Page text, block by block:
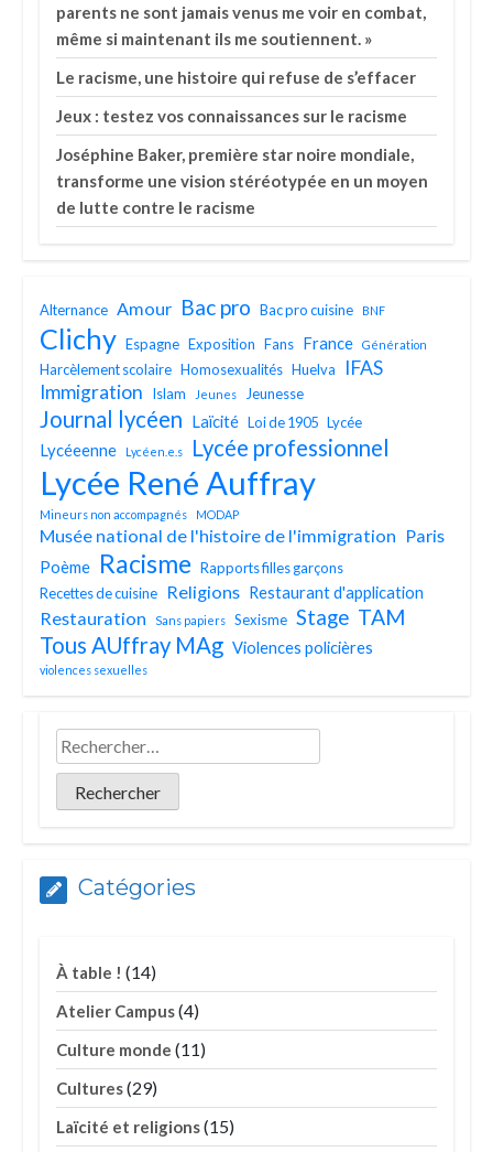
parents ne sont jamais venus me voir en combat,
même si maintenant ils me soutiennent. »
Le racisme, une histoire qui refuse de s’effacer
Jeux : testez vos connaissances sur le racisme
Joséphine Baker, première star noire mondiale,
transforme une vision stéréotypée en un moyen
de lutte contre le racisme
Alternance Amour Bac pro Bac pro cuisine BNF
Clichy Espagne Exposition Fans France Génération
Harcèlement scolaire Homosexualités Huelva
IFAS
Immigration
Islam Jeunes Jeunesse
Journal lycéen Laïcité Loi de 1905 Lycée
Lycéeenne Lycéen.e.s Lycée professionnel
Lycée René Auffray
Mineurs non accompagnés MODAP
Musée national de l'histoire de l'immigration Paris
Poème Racisme Rapports filles garçons
Recettes de cuisine
Religions Restaurant d'application
Restauration Sans papiers Sexisme Stage TAM
Tous AUffray MAg Violences policières
violences sexuelles
Catégories
À table ! (14)
Atelier Campus(4)
Culture monde (11)
Cultures(29)
Laïcité et religions(15)